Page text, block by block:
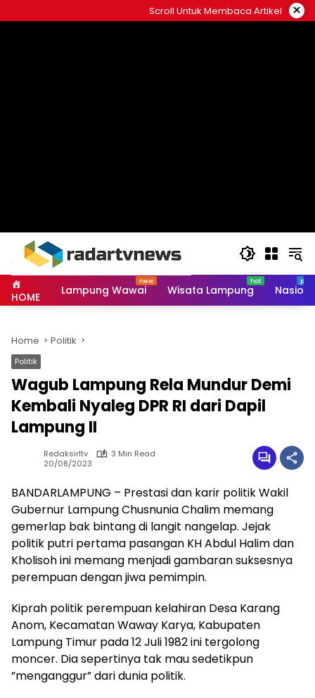
to
Scroll Untuk Membaca Artikel ×
HOME Lampung Wawai Wisata Lampung
Home Politik
Politik
Wagub Lampung Rela Mundur Demi
Kembali Nyaleg DPR RI dari Dapil
Lampung II
Redaksirltv
3 Min Read
20/08/2023
BANDARLAMPUNG – Prestasi dan karir politik Wakil
Gubernur Lampung Chusnunia Chalim memang
gemerlap bak bintang di langit nangelap. Jejak
politik putri pertama pasangan KH Abdul Halim dan
Kholisoh ini memang menjadi gambaran suksesnya
perempuan dengan jiwa pemimpin.
Kiprah politik perempuan kelahiran Desa Karang
Anom, Kecamatan Waway Karya, Kabupaten
Lampung Timur pada 12 Juli 1982 ini tergolong
moncer. Dia sepertinya tak mau sedetikpun
”menganggur” dari dunia politik.